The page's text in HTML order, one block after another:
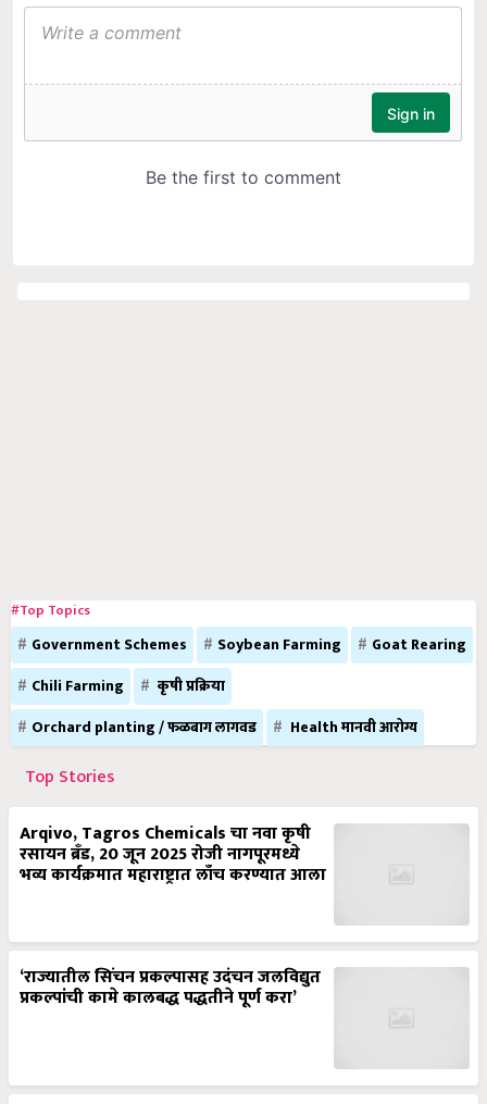
#Top Topics
Government Schemes Soybean Farming
Goat Rearing
Chili Farming
कृषी प्रक्रिया
Orchard planting / फळबाग लागवड
Health मानवी आरोग्य
Top Stories
Arqivo, Tagros Chemicals चा नवा कृषी
रसायन ब्रँड, 20 जून 2025 रोजी नागपूरमध्ये
भव्य कार्यक्रमात महाराष्ट्रात लाँच करण्यात आला
‘राज्यातील सिंचन प्रकल्पासह उदंचन जलविद्युत
प्रकल्पांची कामे कालबद्ध पद्धतीने पूर्ण करा’